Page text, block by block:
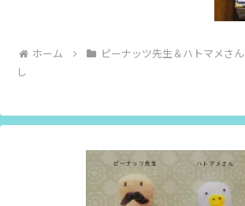
ホーム ピーナッツ先生＆ハトマメさん
し